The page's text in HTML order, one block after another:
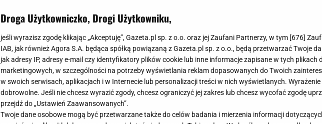
Droga Użytkowniczko, Drogi Użytkowniku,
jeśli wyrazisz zgodę klikając „Akceptuję”, Gazeta.pl sp. z o.o. oraz jej Zaufani Partnerzy, w tym [676]
IAB, jak również Agora S.A. będąca spółką powiązaną z Gazeta.pl sp. z o.o., będą przetwarzać Twoje
jak adresy IP, adresy e-mail czy identyfikatory plików cookie lub inne informacje zapisane w tych plikach
marketingowych, w szczególności na potrzeby wyświetlania reklam dopasowanych do Twoich
w swoich serwisach, aplikacjach i w Internecie lub personalizacji treści w nich wyświetlanych. Wyrażenie
dobrowolne. Jeśli nie chcesz wyrazić zgody, chcesz ograniczyć jej zakres lub chcesz wycofać zgodę
przejdź do „Ustawień Zaawansowanych”.
Twoje dane osobowe mogą być przetwarzane także do celów badania i mierzenia informacji